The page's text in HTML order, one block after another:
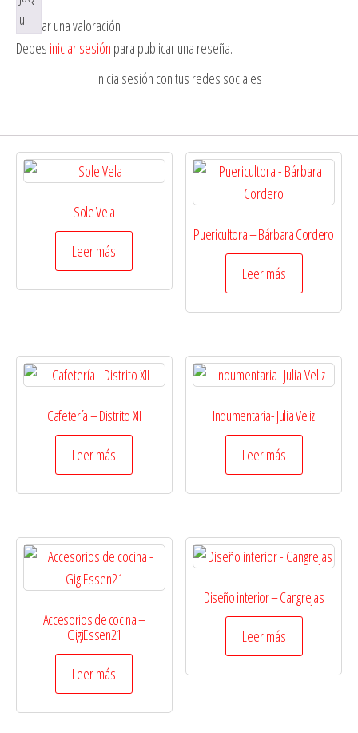
Agregar una valoración
Debes iniciar sesión para publicar una reseña.
Inicia sesión con tus redes sociales
Sole Vela
Leer más
Puericultora – Bárbara Cordero
Leer más
Cafetería – Distrito XII
Leer más
Indumentaria- Julia Veliz
Leer más
Accesorios de cocina –
GigiEssen21
Leer más
Diseño interior – Cangrejas
Leer más